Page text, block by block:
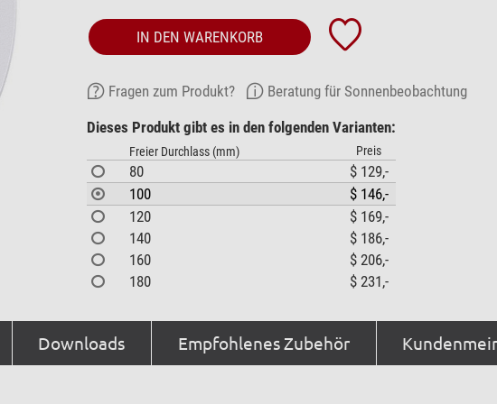
IN DEN WARENKORB
Fragen zum Produkt?
Beratung für Sonnenbeobachtung
Dieses Produkt gibt es in den folgenden Varianten:
Freier Durchlass (mm) Preis
80
$ 129,-
100
$ 146,-
120
$ 169,-
140
$ 186,-
160
$ 206,-
180
$ 231,-
Downloads Empfohlenes Zubehör